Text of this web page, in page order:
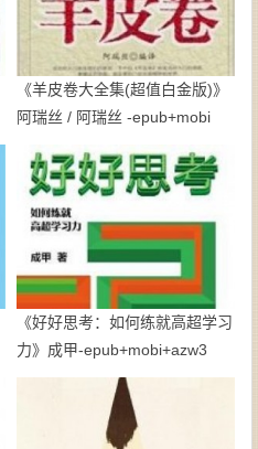
《羊皮卷大全集(超值白金版)》
阿瑞丝 / 阿瑞丝 -epub+mobi
《好好思考：如何练就高超学习
力》成甲-epub+mobi+azw3